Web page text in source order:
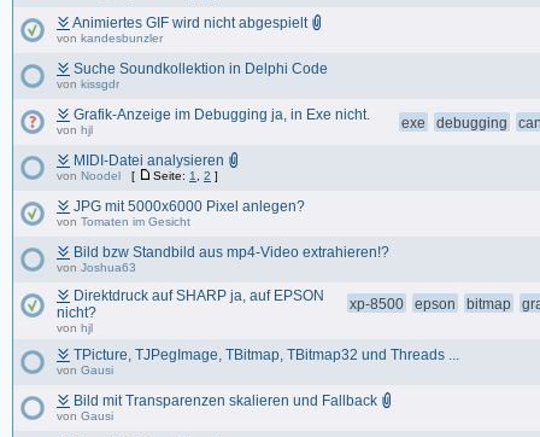
Animiertes GIF wird nicht abgespielt
von kandesbunzler
Suche Soundkollektion in Delphi Code
von kissgdr
exe debugging
Grafik-Anzeige im Debugging ja, in Exe nicht.
von hjl
MIDI-Datei analysieren
von Noodel [ Seite: 1 2 ]
JPG mit 5000x6000 Pixel anlegen?
von Tomaten im Gesicht
Bild bzw Standbild aus mp4-Video extrahieren!?
von Joshua63
xp-8500 epson bitmap
Direktdruck auf SHARP ja, auf EPSON
nicht?
von hjl
TPicture, TJPegImage, TBitmap, TBitmap32 und Threads ...
von Gausi
Bild mit Transparenzen skalieren und Fallback
von Gausi